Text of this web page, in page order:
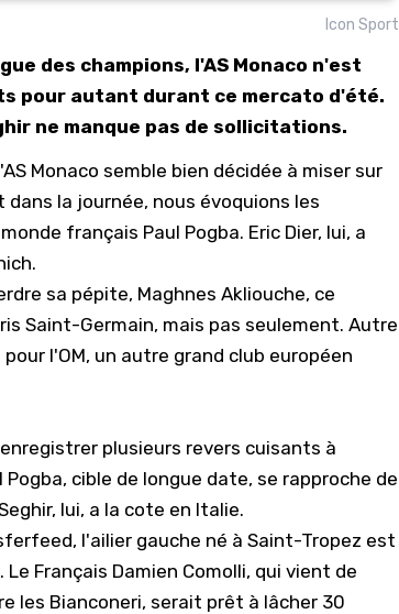
Icon Sport
des champions, l'AS Monaco n'est
pour autant durant ce mercato d'été.
ne manque pas de sollicitations.
Monaco semble bien décidée à miser sur
la journée, nous évoquions les
français Paul Pogba. Eric Dier, lui, a
sa pépite, Maghnes Akliouche, ce
Saint-Germain, mais pas seulement. Autre
l'OM, un autre grand club européen
plusieurs revers cuisants à
cible de longue date, se rapproche de
lui, a la cote en Italie.
l'ailier gauche né à Saint-Tropez est
Français Damien Comolli, qui vient de
les Bianconeri, serait prêt à lâcher 30